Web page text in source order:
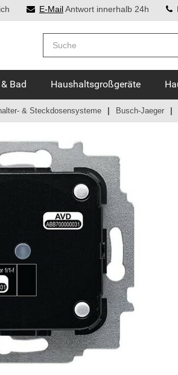
E-MailAntwort innerhalb 24h
Bad Haushaltsgroßgeräte
& Steckdosensysteme Busch-Jaeger